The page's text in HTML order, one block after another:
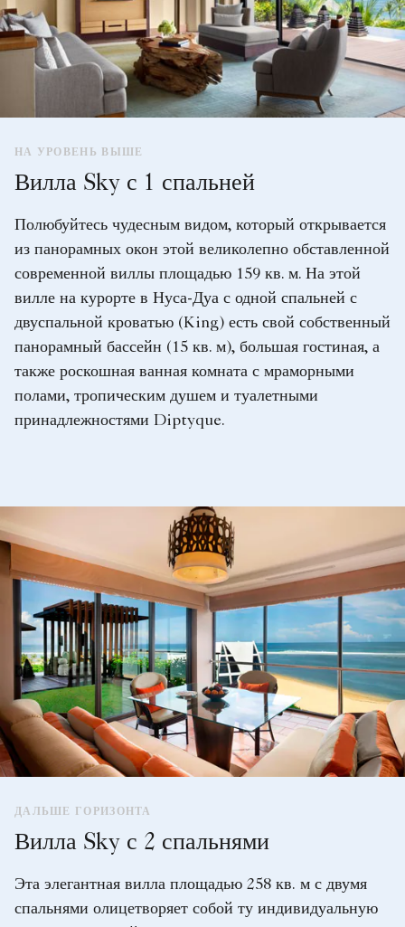
НА УРОВЕНЬ ВЫШЕ
Вилла Sky с 1 спальней
Полюбуйтесь чудесным видом, который открывается
из панорамных окон этой великолепно обставленной
современной виллы площадью 159 кв. м. На этой
вилле на курорте в Нуса-Дуа с одной спальней с
двуспальной кроватью (King) есть свой собственный
панорамный бассейн (15 кв. м), большая гостиная, а
также роскошная ванная комната с мраморными
полами, тропическим душем и туалетными
принадлежностями Diptyque.
ДАЛЬШЕ ГОРИЗОНТА
Вилла Sky с 2 спальнями
Эта элегантная вилла площадью 258 кв. м с двумя
спальнями олицетворяет собой ту индивидуальную